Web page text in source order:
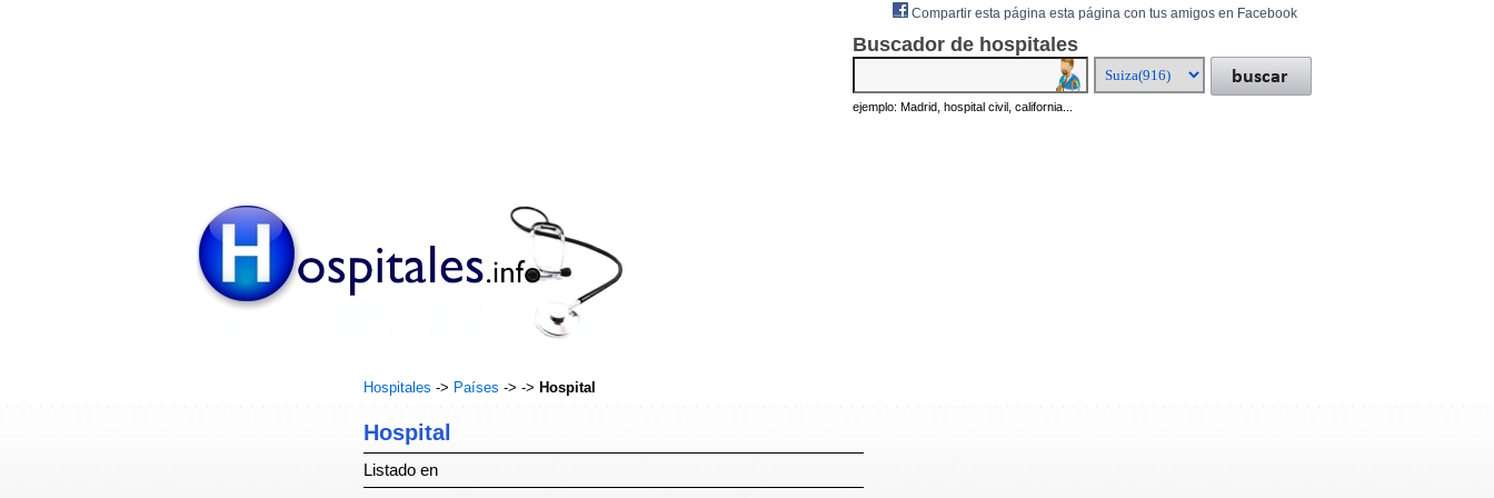
Buscador de hospitales
ejemplo: Madrid, hospital civil, california...
Hospitales -> Países -> -> Hospital
Hospital
Listado en
Compartir esta página esta página con tus amigos en Facebook